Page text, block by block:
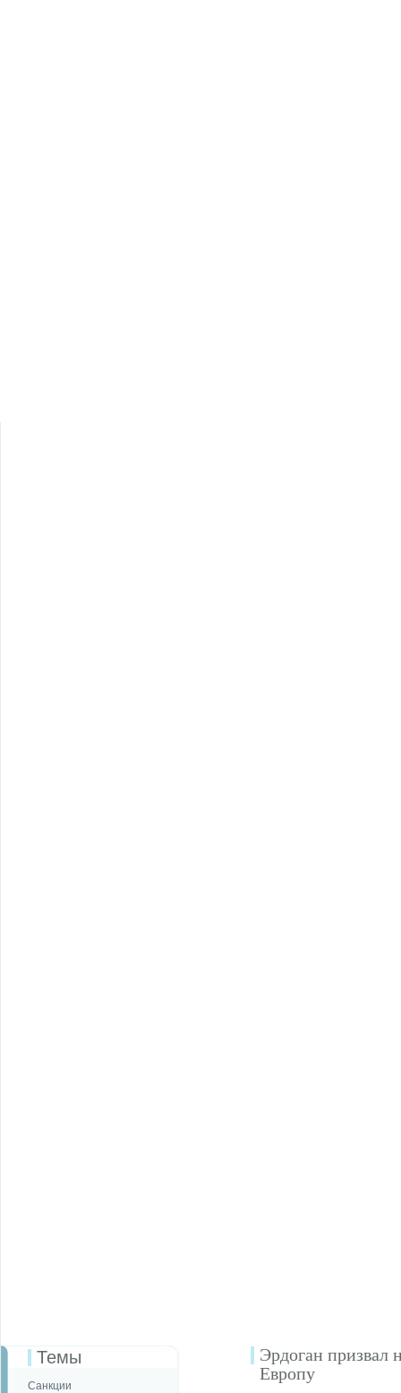
Темы
Санкции
Эрдоган призвал
Европу